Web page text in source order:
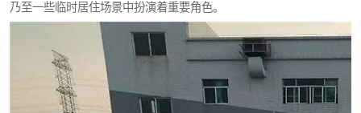
乃至一些临时居住场景中扮演着重要角色。